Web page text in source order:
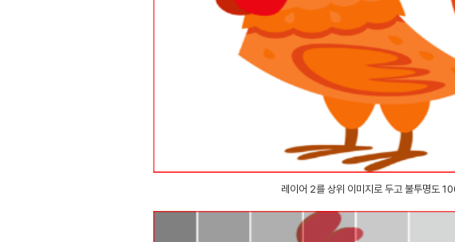
레이어 2를 상위 이미지로 두고 불투명도